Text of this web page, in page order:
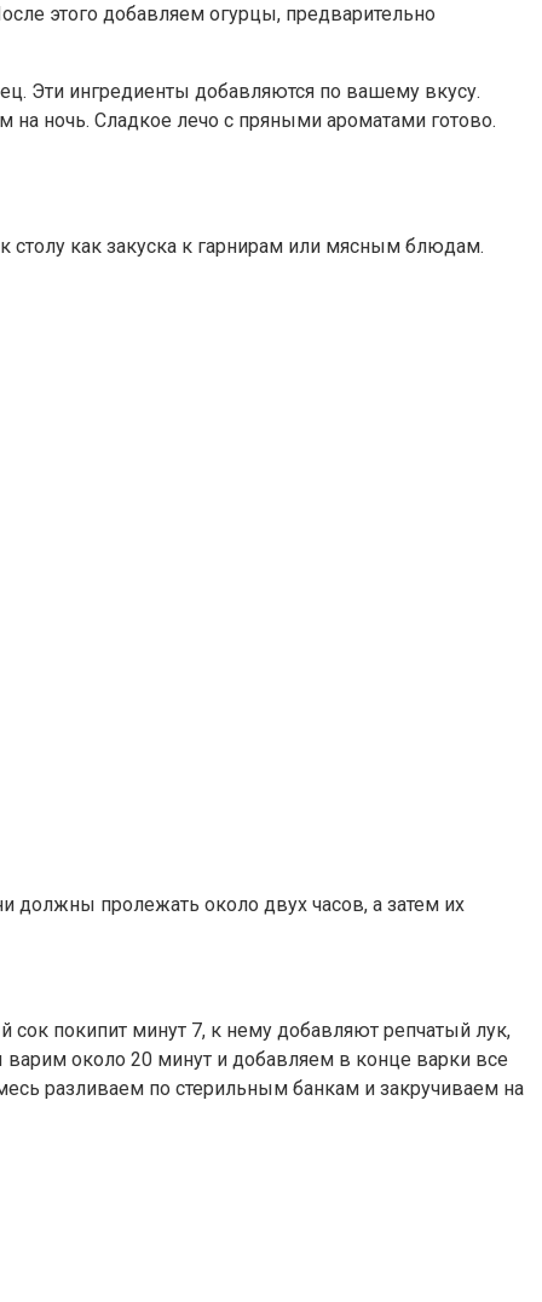
этого добавляем огурцы, предварительно
Эти ингредиенты добавляются по вашему вкусу.
ночь. Сладкое лечо с пряными ароматами готово.
как закуска к гарнирам или мясным блюдам.
пролежать около двух часов, а затем их
сок покипит минут 7, к нему добавляют репчатый лук,
около 20 минут и добавляем в конце варки все
разливаем по стерильным банкам и закручиваем на